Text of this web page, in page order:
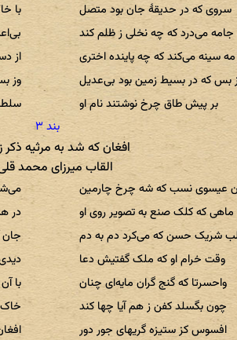
سروی که در حدیقهٔ جان بود متصل
با
می‌درد که چه نخلی ز ظلم کند
مه سینه می‌کند که چه پاینده اختری
از
بس که در بسیط زمین بود بی‌عدیل
وز
بر پیش طاق چرخ نوشتند نام او
افغان که شد به مرثیه ذکر
القاب میرزای محمد
عیسوی نسب که شه چرخ چارمین
ماهی که کلک صنع به تصویر روی او
در
شریک حسن که می‌کرد دم به دم
جان
وقت خرام او که ملک گفتیش دعا
واحسرتا که گنج گران مایه‌ای چنان
با
چون بگسلد کفن ز هم آیا چها کند
خاک
افسوس کز ستیزه گریهای جور دور